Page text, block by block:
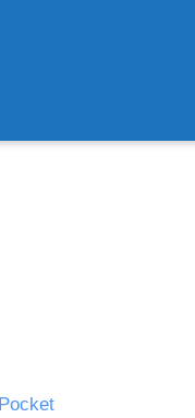
Pocket